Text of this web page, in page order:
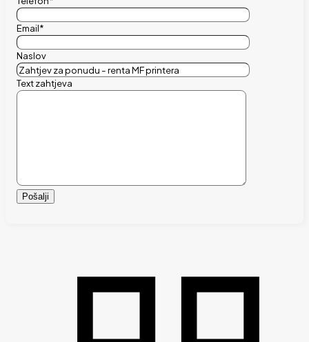
Email*
Naslov
Text zahtjeva